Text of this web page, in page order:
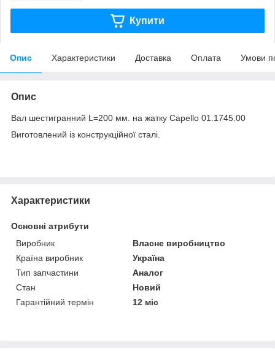
Купити
Опис Характеристики Доставка Оплата Умови
Опис
Вал шестигранний L=200 мм. на жатку Capello 01.1745.00
Виготовлений із конструкційної сталі.
Характеристики
Основні атрибути
Виробник
Власне виробництво
Країна виробник
Україна
Тип запчастини
Аналог
Стан
Новий
Гарантійний термін
12 міс